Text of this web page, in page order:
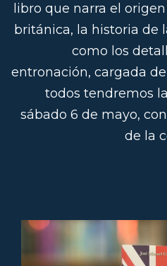
libro que narra el
británica, la historia de
como los
entronación, cargada
todos tendremos
sábado 6 de mayo,
de la